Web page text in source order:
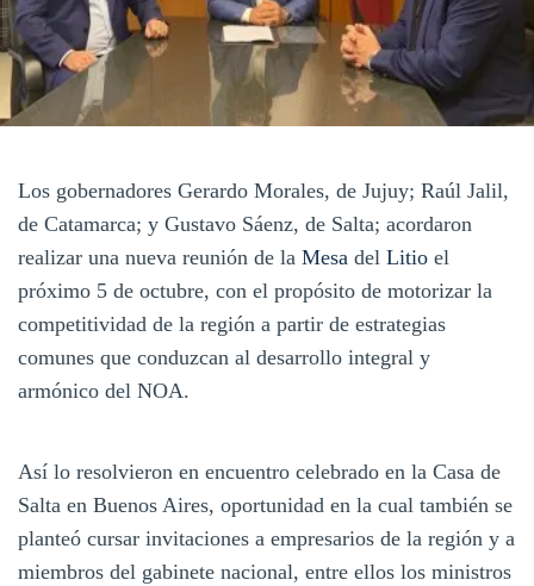
Los gobernadores Gerardo Morales, de Jujuy; Raúl Jalil,
de Catamarca; y Gustavo Sáenz, de Salta; acordaron
realizar una nueva reunión de la Mesa del Litio el
próximo 5 de octubre, con el propósito de motorizar la
competitividad de la región a partir de estrategias
comunes que conduzcan al desarrollo integral y
armónico del NOA.
Así lo resolvieron en encuentro celebrado en la Casa de
Salta en Buenos Aires, oportunidad en la cual también se
planteó cursar invitaciones a empresarios de la región y a
miembros del gabinete nacional, entre ellos los ministros